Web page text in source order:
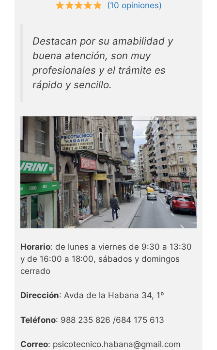
(10 opiniones)
Destacan por su amabilidad y
buena atención, son muy
profesionales y el trámite es
rápido y sencillo.
Horario: de lunes a viernes de 9:30 a 13:30
y de 16:00 a 18:00, sábados y domingos
cerrado
Dirección: Avda de la Habana 34, 1º
Teléfono: 988 235 826 /684 175 613
Correo: psicotecnico.habana@gmail.com